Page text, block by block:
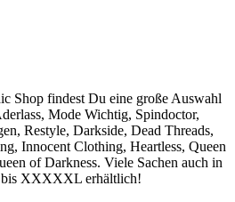
Shop findest Du eine große Auswahl
Mode Wichtig, Spindoctor,
Restyle, Darkside, Dead Threads,
Innocent Clothing, Heartless, Queen
of Darkness. Viele Sachen auch in
bis XXXXXL erhältlich!